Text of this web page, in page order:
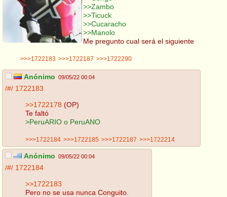
>>Zambo
>>Ticuck
>>Cucaracho
>>Manolo
Me pregunto cual será el siguiente
>>>1722183 >>>1722187 >>>1722290
Anónimo 09/05/22 00:04
/#/ 1722183
>>1722178 (OP)
Te faltó
>PeruARIO o PeruANO
>>>1722184 >>>1722185 >>>1722187 >>>1722214
Anónimo 09/05/22 00:04
/#/ 1722184
>>1722183
Pero no se usa nunca Conguito.